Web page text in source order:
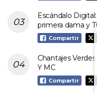
Escándalo
primera dama y
Compartir
Chantajes
Y MC
Compartir